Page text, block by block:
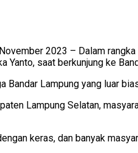
2023 – Dalam
Yanto, saat berkunjung ke
Lampung yang luar
Lampung Selatan,
keras, dan banyak